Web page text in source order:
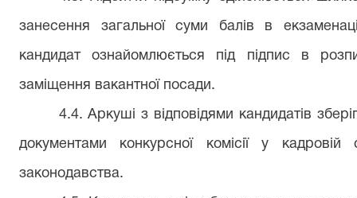
занесення загальної суми балів в
кандидат ознайомлюється під підпис в р
заміщення вакантної посади.
4.4. Аркуші з відповідями кандидатів
документами конкурсної комісії у
законодавства.